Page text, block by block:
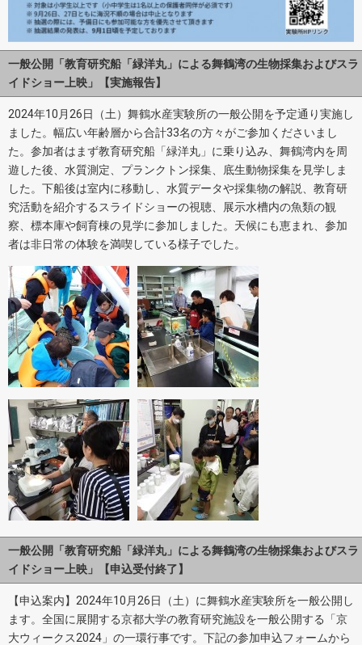
一般公開「教育研究船「緑洋丸」による舞鶴湾の生物採集およびスラ
イドショー上映」【実施報告】
2024年10月26日（土）舞鶴水産実験所の一般公開を予定通り実施し
ました。幅広い年齢層から合計33名の方々がご参加くださいまし
た。参加者はまず教育研究船「緑洋丸」に乗り込み、舞鶴湾内を周
遊した後、水質測定、プランクトン採集、底生動物採集を見学しま
した。下船後は室内に移動し、水質データや採集物の解説、教育研
究活動を紹介するスライドショーの視聴、展示水槽内の魚類の観
察、標本庫や飼育棟の見学に参加しました。天候にも恵まれ、参加
者は非日常の体験を満喫している様子でした。
一般公開「教育研究船「緑洋丸」による舞鶴湾の生物採集およびスラ
イドショー上映」【申込受付終了】
【申込案内】2024年10月26日（土）に舞鶴水産実験所を一般公開し
ます。全国に展開する京都大学の教育研究施設を一般公開する「京
大ウィークス2024」の一環行事です。下記の参加申込フォームから